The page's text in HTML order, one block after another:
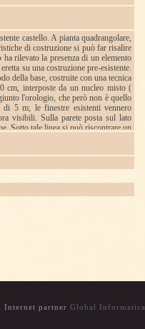
castello. A pianta quadrangolare,
di costruzione si può far risalire
rilevato la presenza di un elemento
su una costruzione pre-esistente.
della base, costruite con una tecnica
cm, interposte da un nucleo misto (
l'orologio, che però non è quello
5 m; le finestre esistenti vennero
visibili. Sulla parete posta sul lato
Sotto tale linea si può riscontrare un
XVII secolo la finestrella del primo
accedeva al piccolo balcone sopra
con il rifacimento della copertura e
Internet partner Global Informatica